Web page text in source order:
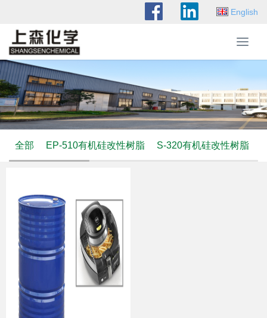
English
T
o
l
e
n
v
i
全部 EP-510有机硅改性树脂 S-320有机硅改性树脂